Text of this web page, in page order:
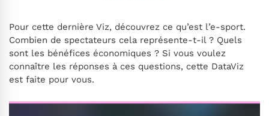
Pour cette dernière Viz, découvrez ce qu’est l’e-sport.
Combien de spectateurs cela représente-t-il ? Quels
sont les bénéfices économiques ? Si vous voulez
connaître les réponses à ces questions, cette DataViz
est faite pour vous.